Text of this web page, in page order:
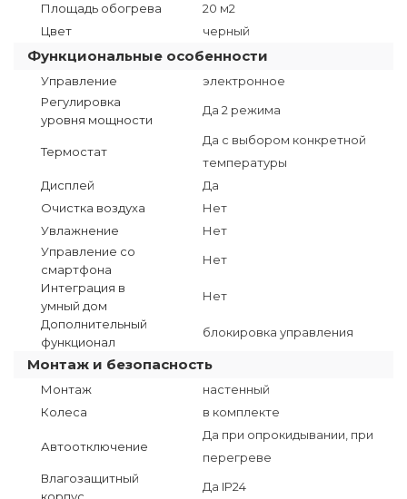
Площадь обогрева
20 м2
Цвет
черный
Функциональные особенности
Управление
электронное
Регулировка
уровня мощности
Да 2 режима
Термостат
Да с выбором конкретной
температуры
Дисплей
Да
Очистка воздуха
Нет
Увлажнение
Нет
Управление со
смартфона
Нет
Интеграция в
умный дом
Нет
Дополнительный
функционал
блокировка управления
Монтаж и безопасность
Монтаж
настенный
Колеса
в комплекте
Автоотключение
Да при опрокидывании, при
перегреве
Влагозащитный
Да IP24